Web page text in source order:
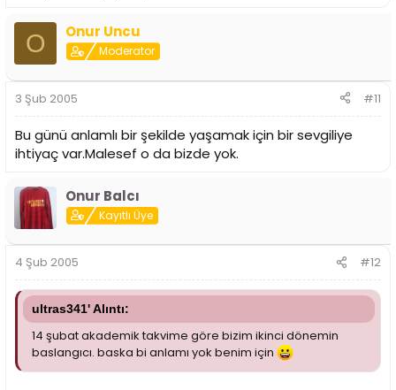
O Onur Uncu
Moderator
3 Şub 2005 #11
Bu günü anlamlı bir şekilde yaşamak için bir sevgiliye
ihtiyaç var.Malesef o da bizde yok.
Onur Balcı
Kayıtlı Üye
4 Şub 2005 #12
ultras341' Alıntı:
14 şubat akademik takvime göre bizim ikinci dönemin
baslangıcı. baska bi anlamı yok benim için